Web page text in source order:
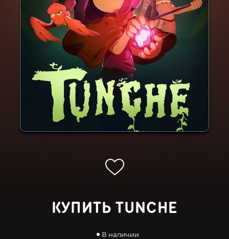
КУПИТЬ TUNCHE
В наличии